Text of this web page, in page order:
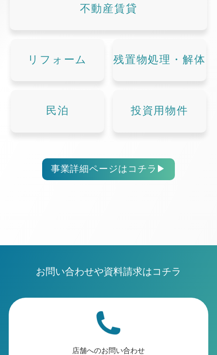
不動産賃貸
リフォーム 残置物処理・解体
民泊 投資用物件
事業詳細ページはコチラ ▶
お問い合わせや資料請求はコチラ
店舗へのお問い合わせ